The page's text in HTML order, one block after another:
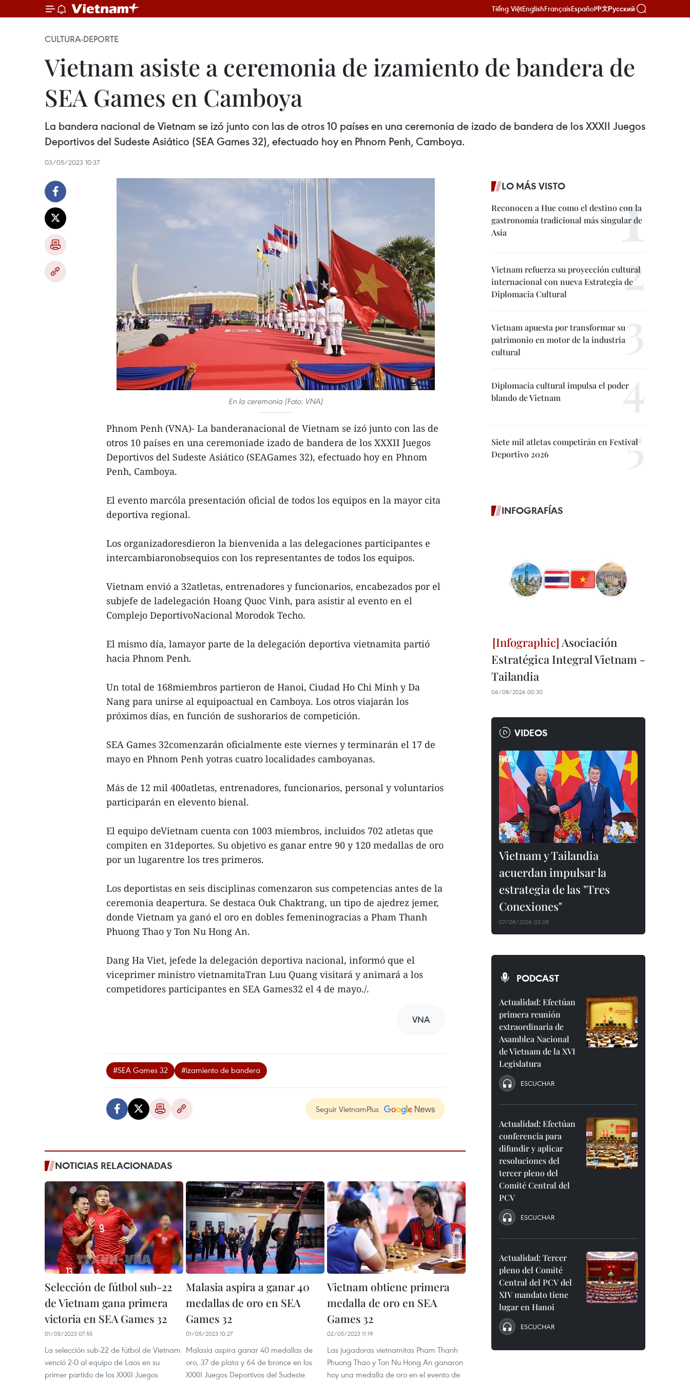
Tiếng ViệtEnglishFrançaisEspañol中文Русский
CULTURA-DEPORTE
Vietnam asiste a ceremonia de izamiento de bandera de
SEA Games en Camboya
La bandera nacional de Vietnam se izó junto con las de otros 10 países en una ceremonia de izado de bandera de los XXXII Juegos
Deportivos del Sudeste Asiático (SEA Games 32), efectuado hoy en Phnom Penh, Camboya.
03/05/2023 10:37
En la ceremonia (Foto: VNA)
Phnom Penh (VNA)- La banderanacional de Vietnam se izó junto con las de
otros 10 países en una ceremoniade izado de bandera de los XXXII Juegos
Deportivos del Sudeste Asiático (SEAGames 32), efectuado hoy en Phnom
Penh, Camboya.
El evento marcóla presentación oficial de todos los equipos en la mayor cita
deportiva regional.
Los organizadoresdieron la bienvenida a las delegaciones participantes e
intercambiaronobsequios con los representantes de todos los equipos.
Vietnam envió a 32atletas, entrenadores y funcionarios, encabezados por el
subjefe de ladelegación Hoang Quoc Vinh, para asistir al evento en el
Complejo DeportivoNacional Morodok Techo.
El mismo día, lamayor parte de la delegación deportiva vietnamita partió
hacia Phnom Penh.
Un total de 168miembros partieron de Hanoi, Ciudad Ho Chi Minh y Da
Nang para unirse al equipoactual en Camboya. Los otros viajarán los
próximos días, en función de sushorarios de competición.
SEA Games 32comenzarán oficialmente este viernes y terminarán el 17 de
mayo en Phnom Penh yotras cuatro localidades camboyanas.
Más de 12 mil 400atletas, entrenadores, funcionarios, personal y voluntarios
participarán en elevento bienal.
El equipo deVietnam cuenta con 1003 miembros, incluidos 702 atletas que
compiten en 31deportes. Su objetivo es ganar entre 90 y 120 medallas de oro
por un lugarentre los tres primeros.
Los deportistas en seis disciplinas comenzaron sus competencias antes de la
ceremonia deapertura. Se destaca Ouk Chaktrang, un tipo de ajedrez jemer,
donde Vietnam ya ganó el oro en dobles femeninogracias a Pham Thanh
Phuong Thao y Ton Nu Hong An.
Dang Ha Viet, jefede la delegación deportiva nacional, informó que el
viceprimer ministro vietnamitaTran Luu Quang visitará y animará a los
competidores participantes en SEA Games32 el 4 de mayo./.
VNA
#SEA Games 32 #izamiento de bandera
Seguir VietnamPlus
NOTICIAS RELACIONADAS
Selección de fútbol sub-22
de Vietnam gana primera
victoria en SEA Games 32
01/05/2023 07:55
La selección sub-22 de fútbol de Vietnam
venció 2-0 al equipo de Laos en su
primer partido de los XXXII Juegos
Malasia aspira a ganar 40
medallas de oro en SEA
Games 32
01/05/2023 10:27
Malasia aspira ganar 40 medallas de
oro, 37 de plata y 64 de bronce en los
XXXII Juegos Deportivos del Sudeste
Vietnam obtiene primera
medalla de oro en SEA
Games 32
02/05/2023 11:19
Las jugadoras vietnamitas Pham Thanh
Phuong Thao y Ton Nu Hong An ganaron
hoy una medalla de oro en el evento de
LO MÁS VISTO
Reconocen a Hue como el destino con la
gastronomía tradicional más singular de
Asia
Vietnam refuerza su proyección cultural
internacional con nueva Estrategia de
Diplomacia Cultural
Vietnam apuesta por transformar su
patrimonio en motor de la industria
cultural
Diplomacia cultural impulsa el poder
blando de Vietnam
Siete mil atletas competirán en Festival
Deportivo 2026
INFOGRAFÍAS
Asociación
Estratégica Integral Vietnam -
Tailandia
06/08/2026 00:30
VIDEOS
Vietnam y Tailandia
acuerdan impulsar la
estrategia de las "Tres
Conexiones"
07/08/2026 03:08
PODCAST
Actualidad: Efectúan
primera reunión
extraordinaria de
Asamblea Nacional
de Vietnam de la XVI
Legislatura
ESCUCHAR
Actualidad: Efectúan
conferencia para
difundir y aplicar
resoluciones del
tercer pleno del
Comité Central del
PCV
ESCUCHAR
Actualidad: Tercer
pleno del Comité
Central del PCV del
XIV mandato tiene
lugar en Hanoi
ESCUCHAR